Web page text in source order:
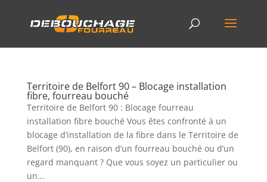
Territoire de Belfort 90 – Blocage installation
fibre, fourreau bouché
Territoire de Belfort 90 : Blocage fourreau
installation fibre bouché Vous êtes confronté à un
blocage d’installation de la fibre dans le Territoire de
Belfort (90), en raison d’un fourreau bouché ou d’un
regard manquant ? Que vous soyez un particulier ou
un...